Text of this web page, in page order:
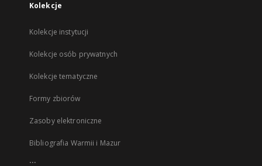
Kolekcje
Kolekcje instytucji
Kolekcje osób prywatnych
Kolekcje tematyczne
Formy zbiorów
Zasoby elektroniczne
Bibliografia Warmii i Mazur
...